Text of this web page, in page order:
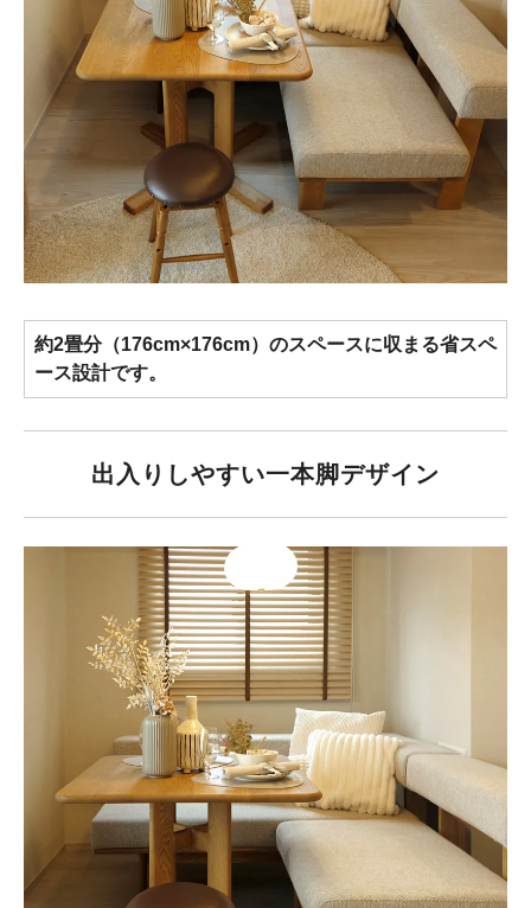
約2畳分（176cm×176cm）のスペースに収まる省スペ
ース設計です。
出入りしやすい一本脚デザイン